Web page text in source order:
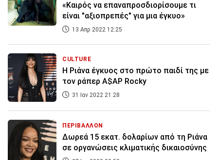
«Καιρός να επαναπροσδιορίσουμε τι
είναι "αξιοπρεπές" για μια έγκυο»
13 Απρ 2022 12:25
CULTURE
Η Ριάνα έγκυος στο πρώτο παιδί της με
τον ράπερ A$AP Rocky
31 Ιαν 2022 21:28
ΠΕΡΙΒΑΛΛΟΝ
Δωρεά 15 εκατ. δολαρίων από τη Ριάνα
σε οργανώσεις κλιματικής δικαιοσύνης